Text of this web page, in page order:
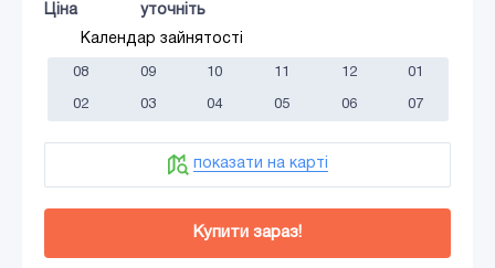
Ціна
уточніть
Календар зайнятості
08 09 10 11 12 01
02 03 04 05 06 07
показати на карті
Купити зараз!